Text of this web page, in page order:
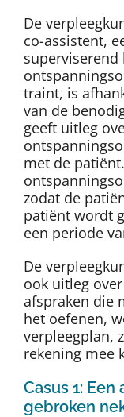
De
co-assistent,
superviserend
traint, is
van de
geeft uitleg
met de
zodat de
patiënt wordt
een periode
De
ook uitleg
afspraken die
het oefenen,
verpleegplan,
rekening mee
Casus 1:
gebroken